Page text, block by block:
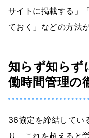
サイトに掲載する」
ておく」などの方法
知らず知らず
働時間管理の
36協定を締結してい
り、これを超えると